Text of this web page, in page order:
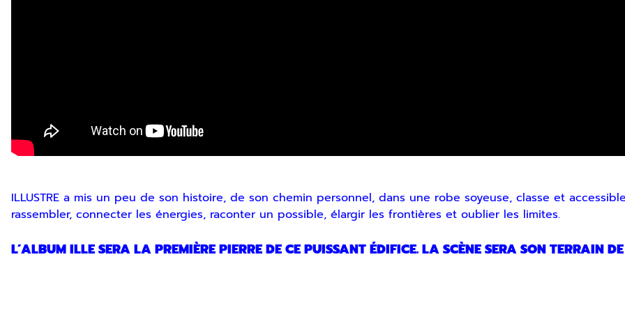
ILLUSTRE a mis un peu de son histoire, de son chemin personnel, dans une robe soyeuse, classe et
rassembler, connecter les énergies, raconter un possible, élargir les frontières et oublier les limites.
L’ALBUM ILLE SERA LA PREMIÈRE PIERRE DE CE PUISSANT ÉDIFICE. LA SCÈNE SERA SON TERRAIN DE